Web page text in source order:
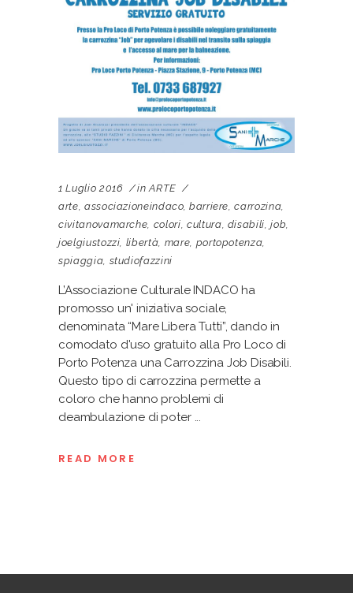
1 Luglio 2016 in ARTE
arte, associazioneindaco, barriere,carrozina,
civitanovamarche, colori, cultura, disabili,job,
joelgiustozzi, libertà, mare, portopotenza,
spiaggia, studiofazzini
L’Associazione Culturale INDACO ha
promosso un' iniziativa sociale,
denominata “Mare Libera Tutti”, dando in
comodato d'uso gratuito alla Pro Loco di
Porto Potenza una Carrozzina Job Disabili.
Questo tipo di carrozzina permette a
coloro che hanno problemi di
deambulazione di poter
READ MORE